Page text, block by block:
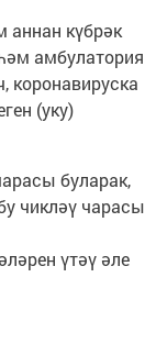
күбрәк
амбулатория
коронавируска
(уку)
буларак,
чикләү чарасы
үтәү әле